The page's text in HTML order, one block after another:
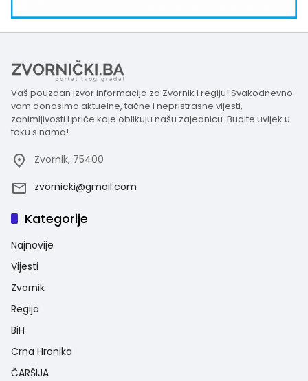
Vaš pouzdan izvor informacija za Zvornik i regiju! Svakodnevno
vam donosimo aktuelne, tačne i nepristrasne vijesti,
zanimljivosti i priče koje oblikuju našu zajednicu. Budite uvijek u
toku s nama!
Zvornik, 75400
zvornicki@gmail.com
Kategorije
Najnovije
Vijesti
Zvornik
Regija
BiH
Crna Hronika
ČARŠIJA